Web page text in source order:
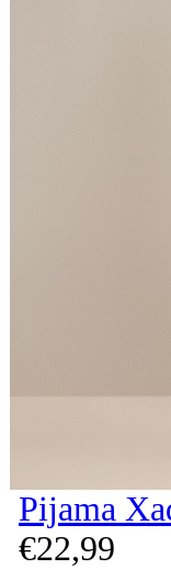
Pijama
€22,99